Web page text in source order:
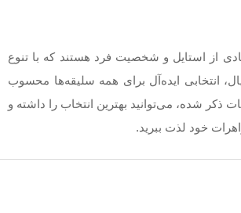
از استایل و شخصیت فرد هستند که با تنوع
انتخابی ایده‌آل برای همه سلیقه‌ها محسوب
ذکر شده، می‌توانید بهترین انتخاب را داشته و
خود لذت ببرید.